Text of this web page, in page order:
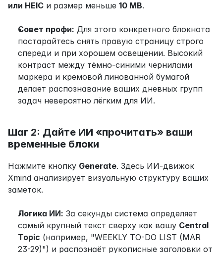
или HEIC и размер меньше 10 MB.
Совет профи: Для этого конкретного блокнота
постарайтесь снять правую страницу строго
спереди и при хорошем освещении. Высокий
контраст между тёмно-синими чернилами
маркера и кремовой линованной бумагой
делает распознавание ваших дневных групп
задач невероятно лёгким для ИИ.
Шаг 2: Дайте ИИ «прочитать» ваши
временные блоки
Нажмите кнопку Generate. Здесь ИИ-движок
Xmind анализирует визуальную структуру ваших
заметок.
Логика ИИ: За секунды система определяет
самый крупный текст сверху как вашу Central
Topic (например, "WEEKLY TO-DO LIST (MAR